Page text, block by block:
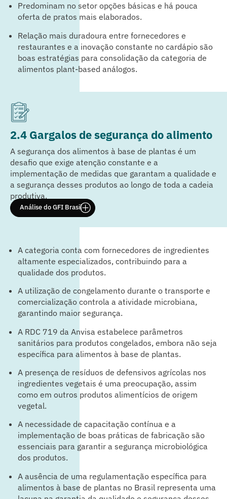
Predominam no setor opções básicas e há pouca
oferta de pratos mais elaborados.
Relação mais duradoura entre fornecedores e
restaurantes e a inovação constante no cardápio são
boas estratégias para consolidação da categoria de
alimentos plant-based análogos.
2.4 Gargalos de segurança do alimento
A segurança dos alimentos à base de plantas é um
desafio que exige atenção constante e a
implementação de medidas que garantam a qualidade e
a segurança desses produtos ao longo de toda a cadeia
produtiva.
Análise do GFI Brasil
A categoria conta com fornecedores de ingredientes
altamente especializados, contribuindo para a
qualidade dos produtos.
A utilização de congelamento durante o transporte e
comercialização controla a atividade microbiana,
garantindo maior segurança.
A RDC 719 da Anvisa estabelece parâmetros
sanitários para produtos congelados, embora não seja
específica para alimentos à base de plantas.
A presença de resíduos de defensivos agrícolas nos
ingredientes vegetais é uma preocupação, assim
como em outros produtos alimentícios de origem
vegetal.
A necessidade de capacitação contínua e a
implementação de boas práticas de fabricação são
essenciais para garantir a segurança microbiológica
dos produtos.
A ausência de uma regulamentação específica para
alimentos à base de plantas no Brasil representa uma